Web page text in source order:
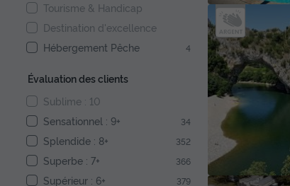
Tourisme & Handicap
Destination d'excellence
Hébergement Pêche
4
Évaluation des clients
Sublime : 10
Sensationnel : 9+
34
Splendide : 8+ 352
Superbe : 7+ 366
Supérieur : 6+ 379